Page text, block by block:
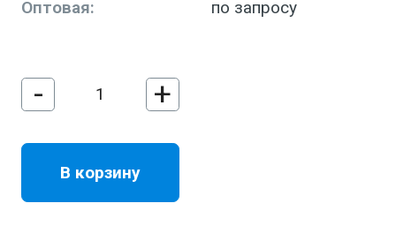
Оптовая:
по запросу
- +
В корзину